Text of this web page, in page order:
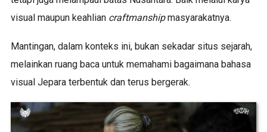
visual maupun keahlian craftmanshipmasyarakatnya.
Mantingan, dalam konteks ini, bukan sekadar situs sejarah,
melainkan ruang baca untuk memahami bagaimana bahasa
visual Jepara terbentuk dan terus bergerak.